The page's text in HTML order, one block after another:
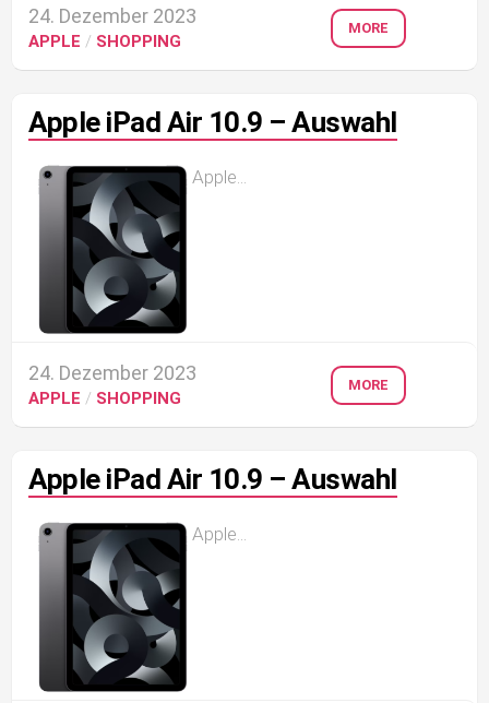
24. Dezember 2023
APPLE / SHOPPING
MORE
Apple iPad Air 10.9 – Auswahl
Apple...
24. Dezember 2023
APPLE / SHOPPING
MORE
Apple iPad Air 10.9 – Auswahl
Apple...